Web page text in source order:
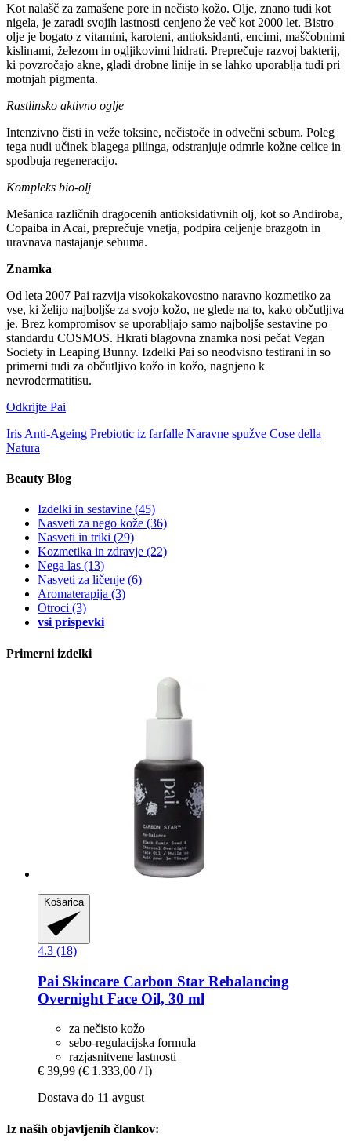
Kot nalašč za zamašene pore in nečisto kožo. Olje, znano tudi kot
nigela, je zaradi svojih lastnosti cenjeno že več kot 2000 let. Bistro
olje je bogato z vitamini, karoteni, antioksidanti, encimi, maščobnimi
kislinami, železom in ogljikovimi hidrati. Preprečuje razvoj bakterij,
ki povzročajo akne, gladi drobne linije in se lahko uporablja tudi pri
motnjah pigmenta.
Rastlinsko aktivno oglje
Intenzivno čisti in veže toksine, nečistoče in odvečni sebum. Poleg
tega nudi učinek blagega pilinga, odstranjuje odmrle kožne celice in
spodbuja regeneracijo.
Kompleks bio-olj
Mešanica različnih dragocenih antioksidativnih olj, kot so Andiroba,
Copaiba in Acai, preprečuje vnetja, podpira celjenje brazgotn in
uravnava nastajanje sebuma.
Znamka
Od leta 2007 Pai razvija visokokakovostno naravno kozmetiko za
vse, ki želijo najboljše za svojo kožo, ne glede na to, kako občutljiva
je. Brez kompromisov se uporabljajo samo najboljše sestavine po
standardu COSMOS. Hkrati blagovna znamka nosi pečat Vegan
Society in Leaping Bunny. Izdelki Pai so neodvisno testirani in so
primerni tudi za občutljivo kožo in kožo, nagnjeno k
nevrodermatitisu.
Odkrijte Pai
Iris Anti-Ageing Prebiotic iz farfalle Naravne spužve Cose della
Natura
Beauty Blog
Izdelki in sestavine (45)
Nasveti za nego kože (36)
Nasveti in triki (29)
Kozmetika in zdravje (22)
Nega las (13)
Nasveti za ličenje (6)
Aromaterapija (3)
Otroci (3)
vsi prispevki
Primerni izdelki
Košarica
4.3 (18)
Pai Skincare Carbon Star Rebalancing
Overnight Face Oil, 30 ml
za nečisto kožo
sebo-regulacijska formula
razjasnitvene lastnosti
€ 39,99 (€ 1.333,00 / l)
Dostava do 11 avgust
Iz naših objavljenih člankov: